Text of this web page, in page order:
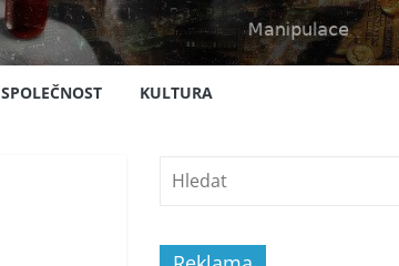
SPOLEČNOST KULTURA